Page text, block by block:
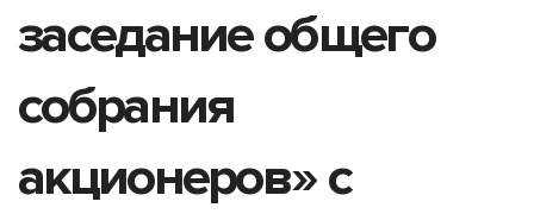
заседание общего
собрания
акционеров» с